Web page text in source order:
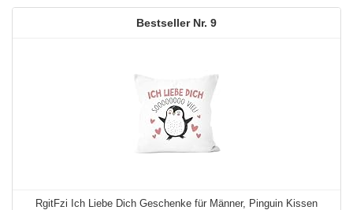
9
RgitFzi Ich Liebe Dich Geschenke für Männer, Pinguin Kissen